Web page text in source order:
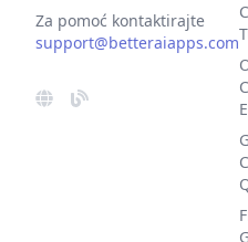
Za pomoć kontaktirajte
support@betteraiapps.com